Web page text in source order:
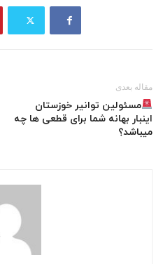
مقاله بعدی
مسئولین توانیر خوزستان
اینبار بهانه شما برای قطعی ها چه
میباشد؟